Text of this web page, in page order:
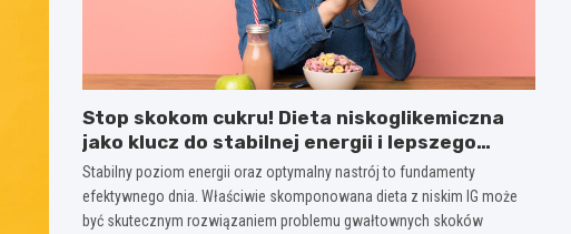
Stop skokom cukru! Dieta niskoglikemiczna
jako klucz do stabilnej energii i lepszego
nastroju przez cały dzień
Stabilny poziom energii oraz optymalny nastrój to fundamenty
efektywnego dnia. Właściwie skomponowana dieta z niskim IG może
być skutecznym rozwiązaniem problemu gwałtownych skoków